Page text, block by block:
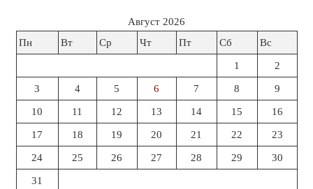
Август 2026
Пн
Вт Ср Чт Пт Сб Вс
1 2
3 4 5 6 7 8 9
10 11 12 13 14 15 16
17 18 19 20 21 22 23
24 25 26 27 28 29 30
31